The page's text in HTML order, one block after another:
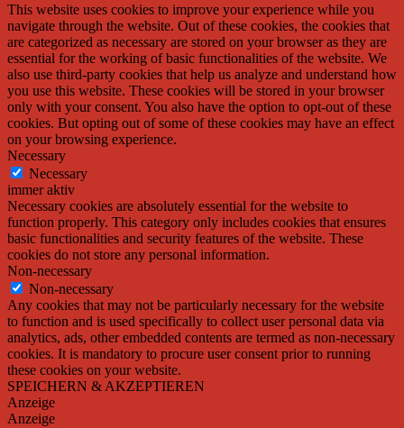
This website uses cookies to improve your experience while you
navigate through the website. Out of these cookies, the cookies that
are categorized as necessary are stored on your browser as they are
essential for the working of basic functionalities of the website. We
also use third-party cookies that help us analyze and understand how
you use this website. These cookies will be stored in your browser
only with your consent. You also have the option to opt-out of these
cookies. But opting out of some of these cookies may have an effect
on your browsing experience.
Necessary
Necessary
immer aktiv
Necessary cookies are absolutely essential for the website to
function properly. This category only includes cookies that ensures
basic functionalities and security features of the website. These
cookies do not store any personal information.
Non-necessary
Non-necessary
Any cookies that may not be particularly necessary for the website
to function and is used specifically to collect user personal data via
analytics, ads, other embedded contents are termed as non-necessary
cookies. It is mandatory to procure user consent prior to running
these cookies on your website.
SPEICHERN & AKZEPTIEREN
Anzeige
Anzeige